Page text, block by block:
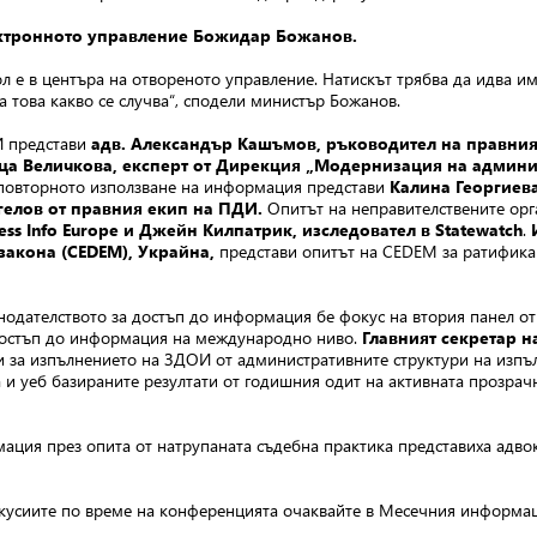
управление Божидар Божанов.
в центъра на отвореното управление. Натискът трябва да идва
какво се случва“, сподели министър Божанов.
адв. Александър Кашъмов, ръководител на
Величкова, експерт от Дирекция „Модернизация на
използване на информация представи Калина
от правния екип на ПДИ. Опитът на неправителствените
Info Europe и Джейн Килпатрик, изследовател в Statewatch.
(CEDEM), Украйна, представи опитът на CEDEM за
за достъп до информация бе фокус на втория панел
до информация на международно ниво. Главният секретар
изпълнението на ЗДОИ от административните структури на
уеб базираните резултати от годишния одит на активната
през опита от натрупаната съдебна практика представиха
по време на конференцията очаквайте в Месечния